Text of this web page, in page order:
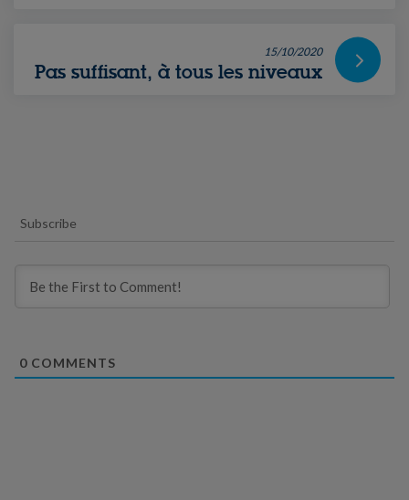
15/10/2020
Pas suffisant, à tous les niveaux
Subscribe
0 COMMENTS